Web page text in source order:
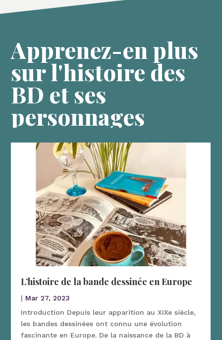
Apprenez-en plus
sur l'histoire des
BD et ses
personnages
L’histoire de la bande dessinée en Europe
| Mar 27, 2023
Introduction Depuis leur apparition au XIXe siècle,
les bandes dessinées ont connu une évolution
fascinante en Europe. De la naissance de la BD à